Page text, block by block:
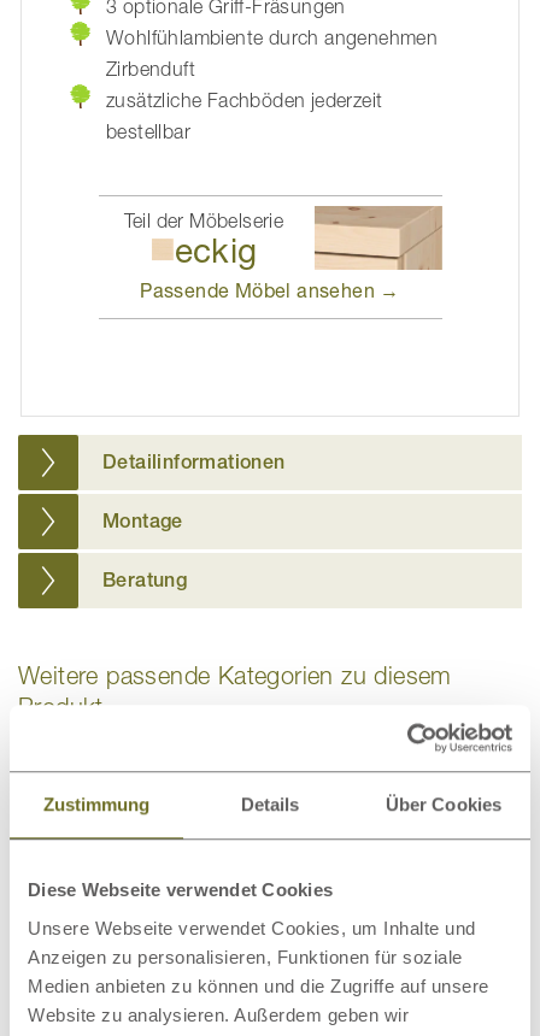
Zustimmung Details Über Cookies
Diese Webseite verwendet Cookies
Unsere Webseite verwendet Cookies, um Inhalte und
Anzeigen zu personalisieren, Funktionen für soziale
Medien anbieten zu können und die Zugriffe auf unsere
Website zu analysieren. Außerdem geben wir
3 optionale Griff-Fräsungen
Wohlfühlambiente durch angenehmen
Zirbenduft
zusätzliche Fachböden jederzeit
bestellbar
Teil der Möbelserie
eckig
Passende Möbelansehen →
Detailinformationen
Montage
Beratung
Weitere passende Kategorien zu diesem
Produkt